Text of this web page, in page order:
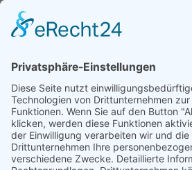
Spenden können steuerlich abgesetzt
Förderung
© 1987 – 2025
Storchenhof Loburg e.V.
Alle Rechte vorbehalten.